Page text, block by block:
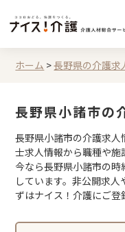
ホーム >長野県の介護求
長野県小諸市の
長野県小諸市の介護求
士求人情報から職種や施
今なら長野県小諸市の
しています。非公開求
ずはナイス！介護にご登